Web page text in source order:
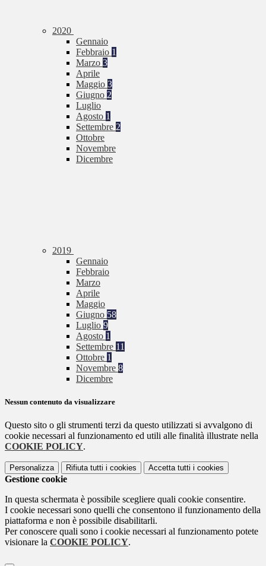
2020
Gennaio
Febbraio 1
Marzo 3
Aprile
Maggio 3
Giugno 2
Luglio
Agosto 1
Settembre 2
Ottobre
Novembre
Dicembre
2019
Gennaio
Febbraio
Marzo
Aprile
Maggio
Giugno 58
Luglio 9
Agosto 1
Settembre 11
Ottobre 1
Novembre 8
Dicembre
Nessun contenuto da visualizzare
Questo sito o gli strumenti terzi da questo utilizzati si avvalgono di
cookie necessari al funzionamento ed utili alle finalità illustrate nella
COOKIE POLICY.
Personalizza Rifiuta tutti i cookies Accetta tutti i cookies
Gestione cookie
In questa schermata è possibile scegliere quali cookie consentire.
I cookie necessari sono quelli che consentono il funzionamento della
piattaforma e non è possibile disabilitarli.
Per conoscere quali sono i cookie necessari al funzionamento potete
visionare la COOKIE POLICY.